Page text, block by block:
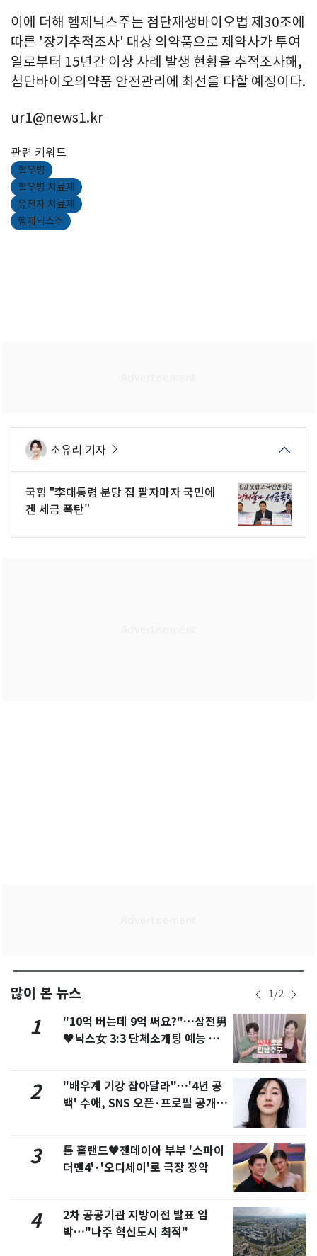
이에 더해 헴제닉스주는 첨단재생바이오법 제30조에
따른 '장기추적조사' 대상 의약품으로 제약사가 투여
일로부터 15년간 이상 사례 발생 현황을 추적조사해,
첨단바이오의약품 안전관리에 최선을 다할 예정이다.
ur1@news1.kr
관련 키워드
혈우병
혈우병 치료제
유전자 치료제
헴제닉스주
조유리 기자
국힘 "李대통령 분당 집 팔자마자 국민에
겐 세금 폭탄"
많이 본 뉴스 1/2
1
"10억 버는데 9억 써요?"…삼전男
♥닉스女 3:3 단체소개팅 예능 화
2
"배우계 기강 잡아달라"…'4년 공
백' 수애, SNS 오픈·프로필 공개
3
톰 홀랜드♥젠데이아 부부 '스파이
더맨4'·'오디세이'로 극장 장악
4
2차 공공기관 지방이전 발표 임
박…"나주 혁신도시 최적"